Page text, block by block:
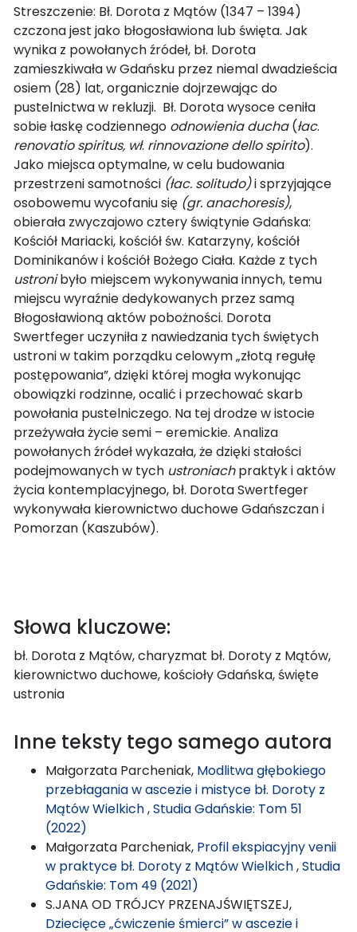
Streszczenie: Bł. Dorota z Mątów (1347 – 1394)
czczona jest jako błogosławiona lub święta. Jak
wynika z powołanych źródeł, bł. Dorota
zamieszkiwała w Gdańsku przez niemal dwadzieścia
osiem (28) lat, organicznie dojrzewając do
pustelnictwa w rekluzji. Bł. Dorota wysoce ceniła
sobie łaskę codziennego odnowienia ducha(łac.
renovatio spiritus, wł. rinnovazione dello spirito).
Jako miejsca optymalne, w celu budowania
przestrzeni samotności (łac. solitudo)i sprzyjające
osobowemu wycofaniu się (gr. anachoresis),
obierała zwyczajowo cztery świątynie Gdańska:
Kościół Mariacki, kościół św. Katarzyny, kościół
Dominikanów i kościół Bożego Ciała. Każde z tych
ustronibyło miejscem wykonywania innych, temu
miejscu wyraźnie dedykowanych przez samą
Błogosławioną aktów pobożności. Dorota
Swertfeger uczyniła z nawiedzania tych świętych
ustroni w takim porządku celowym „złotą regułę
postępowania”, dzięki której mogła wykonując
obowiązki rodzinne, ocalić i przechować skarb
powołania pustelniczego. Na tej drodze w istocie
przeżywała życie semi – eremickie. Analiza
powołanych źródeł wykazała, że dzięki stałości
podejmowanych w tych ustroniachpraktyk i aktów
życia kontemplacyjnego, bł. Dorota Swertfeger
wykonywała kierownictwo duchowe Gdańszczan i
Pomorzan (Kaszubów).
Słowa kluczowe:
bł. Dorota z Mątów, charyzmat bł. Doroty z Mątów,
kierownictwo duchowe, kościoły Gdańska, święte
ustronia
Inne teksty tego samego autora
Małgorzata Parcheniak, Modlitwa głębokiego
przebłagania w ascezie i mistyce bł. Doroty z
Mątów Wielkich,Studia Gdańskie: Tom 51
(2022)
Małgorzata Parcheniak, Profil ekspiacyjny venii
w praktyce bł. Doroty z Mątów Wielkich,Studia
Gdańskie: Tom 49 (2021)
S.JANA OD TRÓJCY PRZENAJŚWIĘTSZEJ,
Dziecięce „ćwiczenie śmierci” w ascezie i